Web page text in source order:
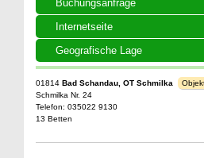
Buchungsanfrage
Internetseite
Geografische Lage
01814 Bad Schandau, OT Schmilka
Schmilka Nr. 24
Telefon: 035022 9130
13 Betten